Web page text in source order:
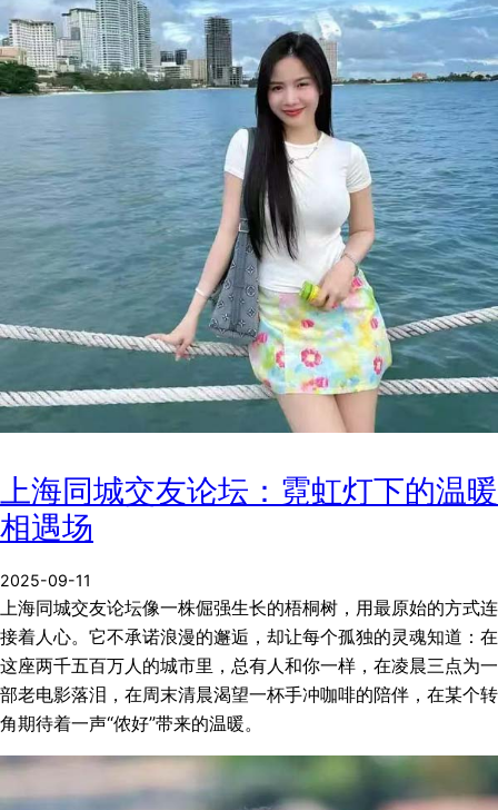
上海同城交友论坛：霓虹灯下的温暖
相遇场
2025-09-11
上海同城交友论坛像一株倔强生长的梧桐树，用最原始的方式连
接着人心。它不承诺浪漫的邂逅，却让每个孤独的灵魂知道：在
这座两千五百万人的城市里，总有人和你一样，在凌晨三点为一
部老电影落泪，在周末清晨渴望一杯手冲咖啡的陪伴，在某个转
角期待着一声“侬好”带来的温暖。